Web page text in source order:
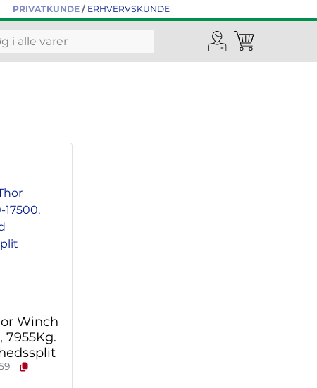
PRIVATKUNDE/ ERHVERVSKUNDE
Winch
7955Kg.